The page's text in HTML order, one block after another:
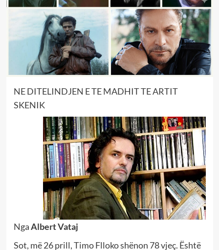
NE DITELINDJEN E TE MADHIT TE ARTIT
SKENIK
NgaAlbert Vataj
Sot, më 26 prill, Timo Flloko shënon 78 vjeç. Është